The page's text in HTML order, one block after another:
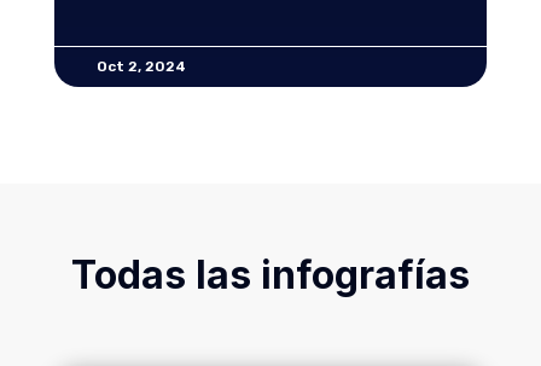
Ago 28, 2024
Todas las infografías